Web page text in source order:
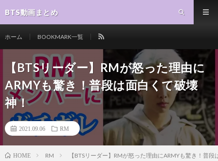
BTS動画まとめ
ホーム BOOKMARK一覧
【BTSリーダー】RMが怒った理由に
ARMYも驚き！普段は面白くて破壊
神！
2021.09.06 RM
HOME RM 【BTSリーダー】RMが怒った理由にARMYも驚き！普